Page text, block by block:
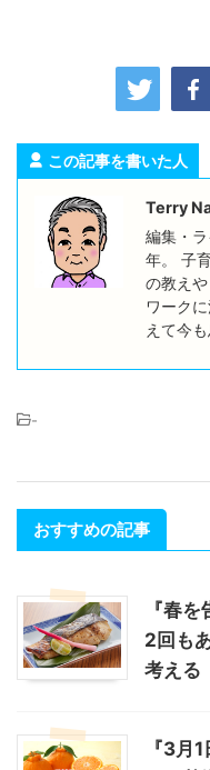
この記事を書いた人
Terry
編集・
年。 子
の教え
ワーク
えて今
-
おすすめの記事
『春
2回も
考え
『3月